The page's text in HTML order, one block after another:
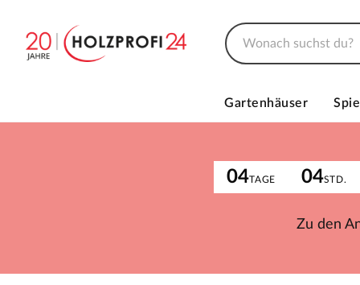
Gartenhäuser
04TAGE 04STD.
Zu den